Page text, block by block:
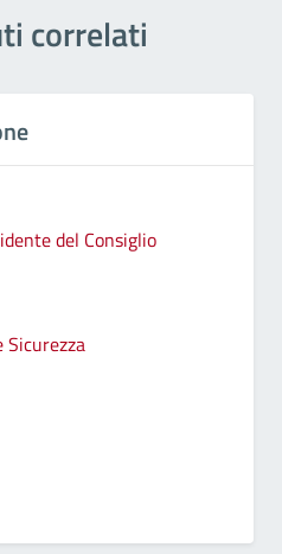
correlati
del Consiglio
Sicurezza